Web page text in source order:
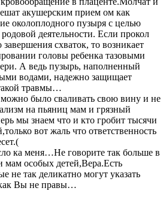
акушерским прием ом как
околоплодного пузыря с целью
деятельности. Если прокол
схваток, то возникает
головы ребенка тазовыми
А ведь пузырь, наполненный
водами, надежно защищает
травмы…
было сваливать свою вину и не
на пьяниц мам и грязный
мы знаем что и кто гробит тысячи
вот жаль что ответственность
ка меня…Не говорите так больше в
мам особых детей,Вера.Есть
не так деликатно могут указать
Вы не правы…